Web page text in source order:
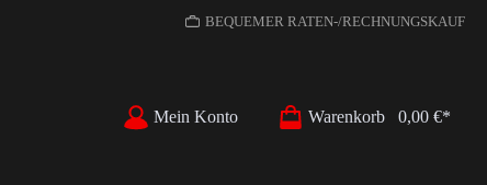
BEQUEMER RATEN-/RECHNUNGSKAUF
Mein Konto Warenkorb 0,00 €*